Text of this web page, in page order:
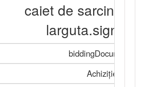
caiet de sarcini
biddingDocuments
Achiziție